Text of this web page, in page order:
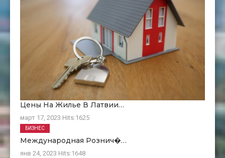
Цены На Жилье В Латвии…
март 17, 2023 Hits:1625
Международная Рознич�…
янв 24, 2023 Hits:1648
БИЗНЕС